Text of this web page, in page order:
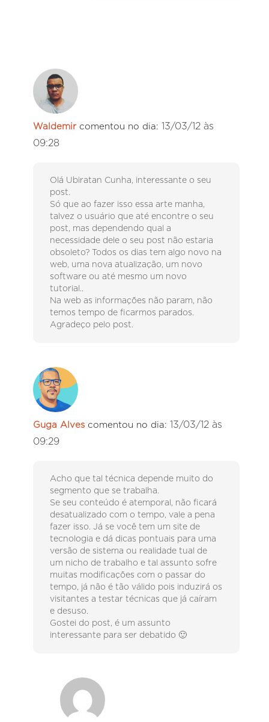
Waldemir comentou no dia: 13/03/12 às
09:28
Olá Ubiratan Cunha, interessante o seu
post.
Só que ao fazer isso essa arte manha,
talvez o usuário que até encontre o seu
post, mas dependendo qual a
necessidade dele o seu post não estaria
obsoleto? Todos os dias tem algo novo na
web, uma nova atualização, um novo
software ou até mesmo um novo
tutorial..
Na web as informações não param, não
temos tempo de ficarmos parados.
Agradeço pelo post.
Guga Alves comentou no dia: 13/03/12 às
09:29
Acho que tal técnica depende muito do
segmento que se trabalha.
Se seu conteúdo é atemporal, não ficará
desatualizado com o tempo, vale a pena
fazer isso. Já se você tem um site de
tecnologia e dá dicas pontuais para uma
versão de sistema ou realidade tual de
um nicho de trabalho e tal assunto sofre
muitas modificações com o passar do
tempo, já não é tão válido pois induzirá os
visitantes a testar técnicas que já caíram
e desuso.
Gostei do post, é um assunto
interessante para ser debatido 🙂